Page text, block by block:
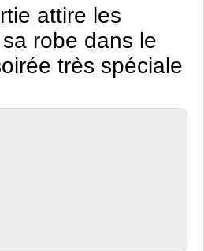
attire les
robe dans le
très spéciale